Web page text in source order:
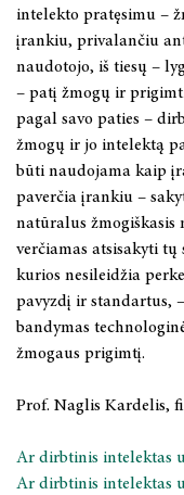
intelekto pratęsimu –
įrankiu, privalančiu
naudotojo, iš tiesų –
– patį žmogų ir
pagal savo paties –
žmogų ir jo intelektą
būti naudojama kaip
paverčia įrankiu –
natūralus žmogiškasis
verčiamas atsisakyti tų
kurios nesileidžia
pavyzdį ir standartus,
bandymas
žmogaus prigimtį.
Prof. Naglis Kardelis,
Ar dirbtinis intelektas
Ar dirbtinis intelektas